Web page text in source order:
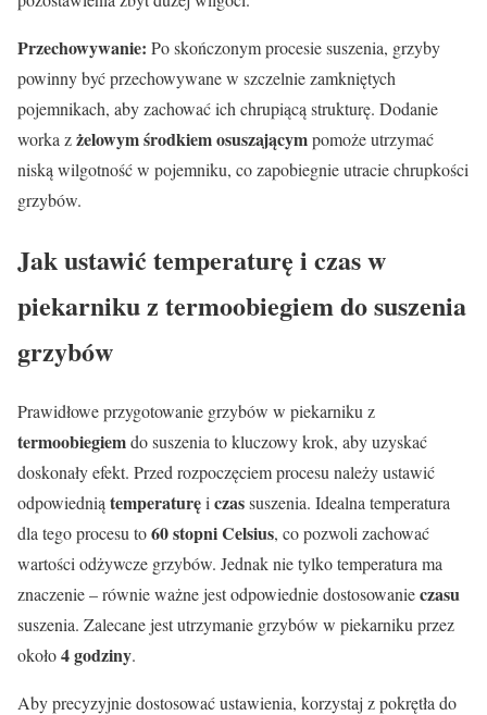
Przechowywanie: Po skończonym procesie suszenia, grzyby
powinny być przechowywane w szczelnie zamkniętych
pojemnikach, aby zachować ich chrupiącą strukturę. Dodanie
worka zżelowym środkiem osuszającympomoże utrzymać
niską wilgotność w pojemniku, co zapobiegnie utracie chrupkości
grzybów.
Jak ustawić temperaturę i czas w
piekarniku z termoobiegiem do suszenia
grzybów
Prawidłowe przygotowanie grzybów w piekarniku z
termoobiegiemdo suszenia to kluczowy krok, aby uzyskać
doskonały efekt. Przed rozpoczęciem procesu należy ustawić
odpowiednią temperaturęi czassuszenia. Idealna temperatura
dla tego procesu to60 stopni Celsius, co pozwoli zachować
wartości odżywcze grzybów. Jednak nie tylko temperatura ma
znaczenie – równie ważne jest odpowiednie dostosowanieczasu
suszenia. Zalecane jest utrzymanie grzybów w piekarniku przez
około4 godziny.
Aby precyzyjnie dostosować ustawienia, korzystaj z pokrętła do